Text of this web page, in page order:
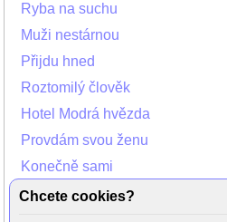
Ryba na suchu
Muži nestárnou
Přijdu hned
Roztomilý člověk
Hotel Modrá hvězda
Provdám svou ženu
Konečně sami
Madla zpívá Evropě
Chcete cookies?